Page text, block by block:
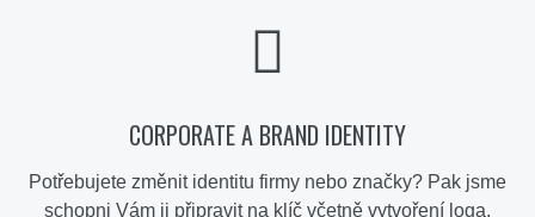
CORPORATE A BRAND IDENTITY
Potřebujete změnit identitu firmy nebo značky? Pak jsme
schopni Vám ji připravit na klíč včetně vytvoření loga,